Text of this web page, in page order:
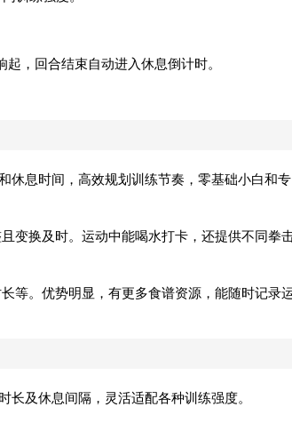
，回合结束自动进入休息倒计时。
休息时间，高效规划训练节奏，零基础小白和专
变换及时。运动中能喝水打卡，还提供不同拳
等。优势明显，有更多食谱资源，能随时记录
及休息间隔，灵活适配各种训练强度。